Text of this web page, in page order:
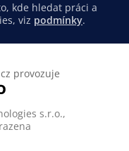
kde hledat práci a
viz podmínky.
provozuje
s.r.o.,